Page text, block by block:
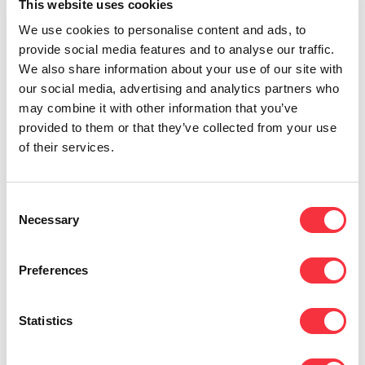
This website uses cookies
We use cookies to personalise content and ads, to
provide social media features and to analyse our traffic.
We also share information about your use of our site with
our social media, advertising and analytics partners who
may combine it with other information that you’ve
provided to them or that they’ve collected from your use
of their services.
Selection
Necessary
Preferences
Statistics
telefonía, transmisión de datos y la posibilidad de
realizar videoconferencias con cualquier parte del
mundo con excelente calidad.
Los beneficios de la fibra óptica suponen una
enorme ventaja si tenemos en cuenta la
diferencia existente con la fibra de cobre
tradicional.
permite usar el cable de cualquier diámetro.
Además, en aquellos lugares donde el espacio
accesible.
La fibra óptica permite la transmisión de datos
a mayor velocidad porque pesa menos que la
fibra convencional. Esto es una enorme